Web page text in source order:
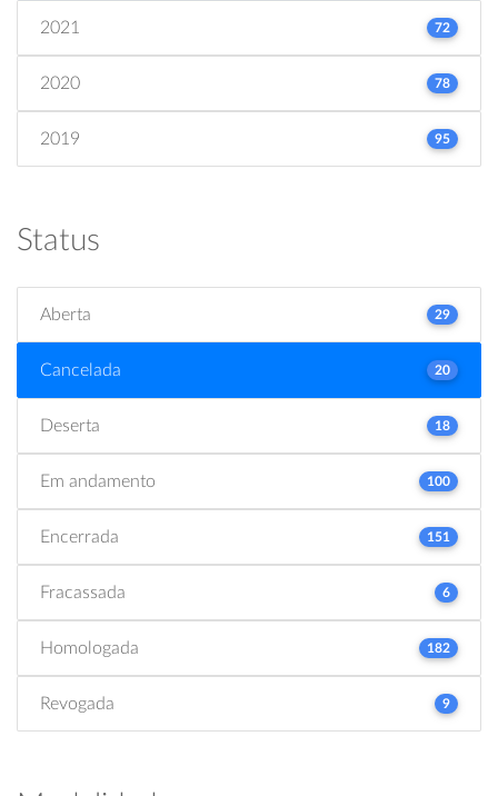
2021 72
2020 78
2019 95
Status
Aberta 29
Cancelada 20
Deserta 18
Em andamento 100
Encerrada 151
Fracassada 6
Homologada 182
Revogada 9